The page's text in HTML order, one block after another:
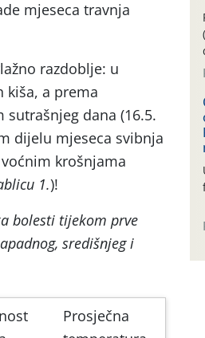
mjeseca travnja
razdoblje: u
kiša, a prema
dana (16.5.
dijelu mjeseca svibnja
krošnjama
1.)!
bolesti tijekom prve
središnjeg i
Prosječna